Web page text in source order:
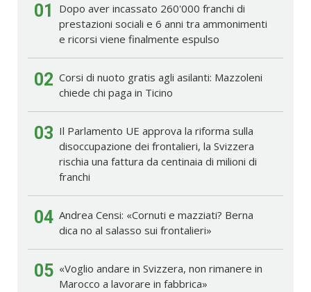
01
Dopo aver incassato 260'000 franchi di
prestazioni sociali e 6 anni tra ammonimenti
e ricorsi viene finalmente espulso
02 Corsi di nuoto gratis agli asilanti: Mazzoleni
chiede chi paga in Ticino
03 Il Parlamento UE approva la riforma sulla
disoccupazione dei frontalieri, la Svizzera
rischia una fattura da centinaia di milioni di
franchi
04 Andrea Censi: «Cornuti e mazziati? Berna
dica no al salasso sui frontalieri»
05 «Voglio andare in Svizzera, non rimanere in
Marocco a lavorare in fabbrica»